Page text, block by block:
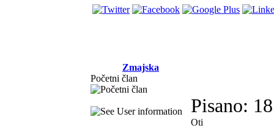
Zmajska
Početni član
Pisano:
Oti